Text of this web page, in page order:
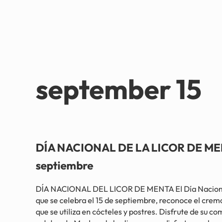
september 15
DÍA NACIONAL DE LA LICOR DE
septiembre
DÍA NACIONAL DEL LICOR DE MENTA El Día
que se celebra el 15 de septiembre, reconoce el
que se utiliza en cócteles y postres. Disfrute de su